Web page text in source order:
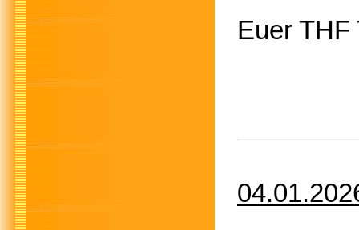
Euer THF